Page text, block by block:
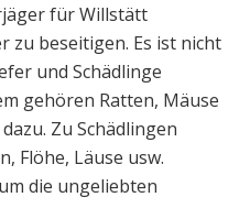
für Willstätt
zu beseitigen. Es ist nicht
und Schädlinge
gehören Ratten, Mäuse
Zu Schädlingen
Flöhe, Läuse usw.
die ungeliebten